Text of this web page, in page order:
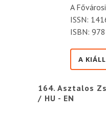
A
ISSN:
ISBN:
A
164. Asztalos
/ HU - EN